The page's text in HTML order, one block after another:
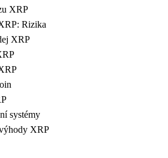
XRP
Rizika
XRP
systémy
XRP